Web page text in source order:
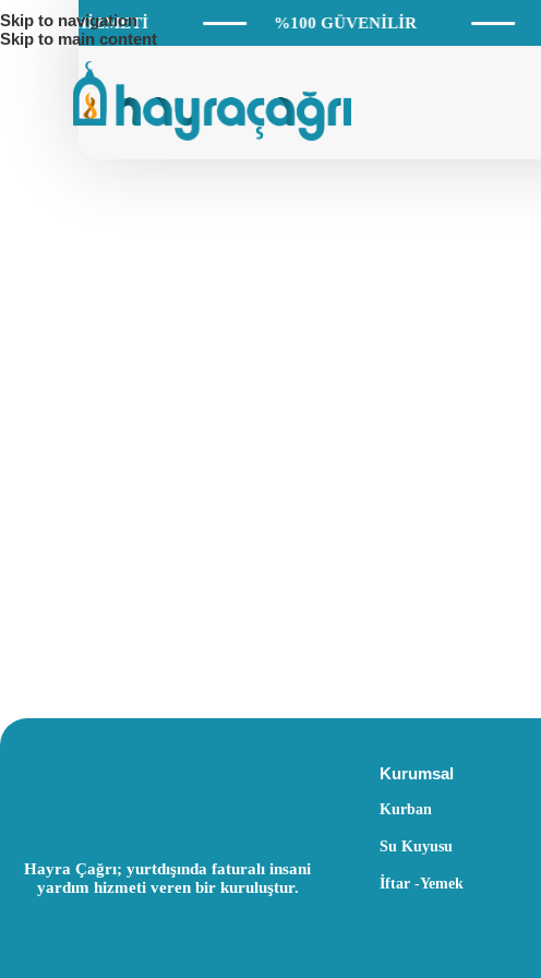
Skip to navigation
Skip to main content
HİZMETİ %100 GÜVENİLİR
Hayra Çağrı; yurtdışında faturalı insani
yardım hizmeti veren bir kuruluştur.
Kurumsal
Kurban
Su Kuyusu
İftar -Yemek